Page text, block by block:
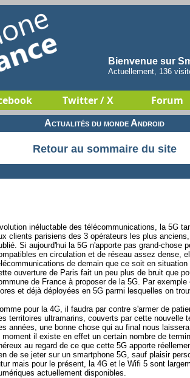
Bienvenue sur
Actuellement, 136
Twitter / X Forum
Actualités du monde Android
Retour au sommaire du site
inéluctable des télécommunications, la 5G
clients parisiens des 3 opérateurs les plus
Si aujourd'hui la 5G n'apporte pas grand-chose
en circulation et de réseau assez dense,
de demain que ce soit en
ouverture de Paris fait un peu plus de bruit que
de France à proposer de la 5G. Par
et déjà déployées en 5G parmi lesquelles on
pour la 4G, il faudra par contre s'armer de
territoires ultramarins, couverts par cette nouvelle
années, une bonne chose qui au final nous
moment il existe en effet un certain nombre de
au regard de ce que cette 5G apporte
de se jeter sur un smartphone 5G, sauf plaisir
mais pour le présent, la 4G et le Wifi 5 sont
actuellement disponibles.